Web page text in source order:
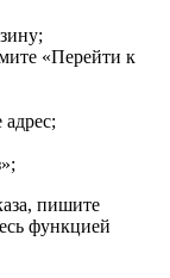
«Перейти к
пишите
функцией